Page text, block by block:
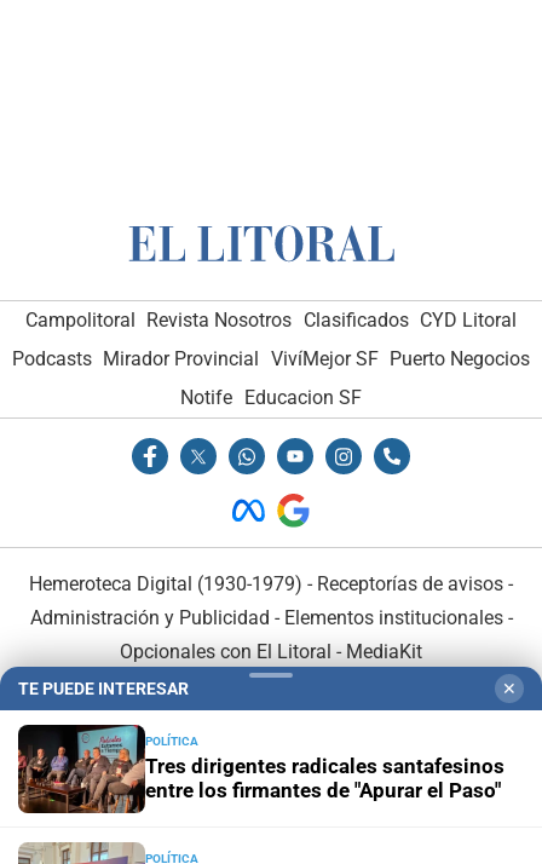
Campolitoral Revista Nosotros Clasificados CYD Litoral
Podcasts Mirador Provincial VivíMejor SF Puerto Negocios
Notife Educacion SF
Hemeroteca Digital (1930-1979) - Receptorías de avisos -
Administración y Publicidad - Elementos institucionales-
Opcionales con El Litoral - MediaKit
TE PUEDE INTERESAR ✕
POLÍTICA
Tres dirigentes radicales santafesinos
entre los firmantes de "Apurar el Paso"
POLÍTICA